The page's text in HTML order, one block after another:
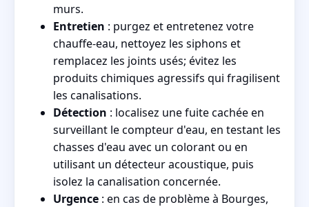
murs.
Entretien : purgez et entretenez votre
chauffe-eau, nettoyez les siphons et
remplacez les joints usés; évitez les
produits chimiques agressifs qui fragilisent
les canalisations.
Détection : localisez une fuite cachée en
surveillant le compteur d'eau, en testant les
chasses d'eau avec un colorant ou en
utilisant un détecteur acoustique, puis
isolez la canalisation concernée.
Urgence : en cas de problème à Bourges,